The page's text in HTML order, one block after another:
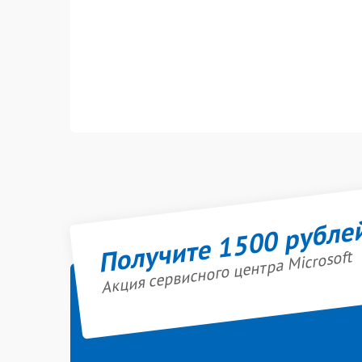
Получите 1500
Акция сервисного центра Microsoft